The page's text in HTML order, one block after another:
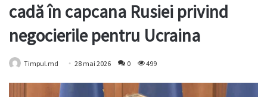
cadă în capcana Rusiei privind
negocierile pentru Ucraina
Timpul.md 28 mai 2026 0 499